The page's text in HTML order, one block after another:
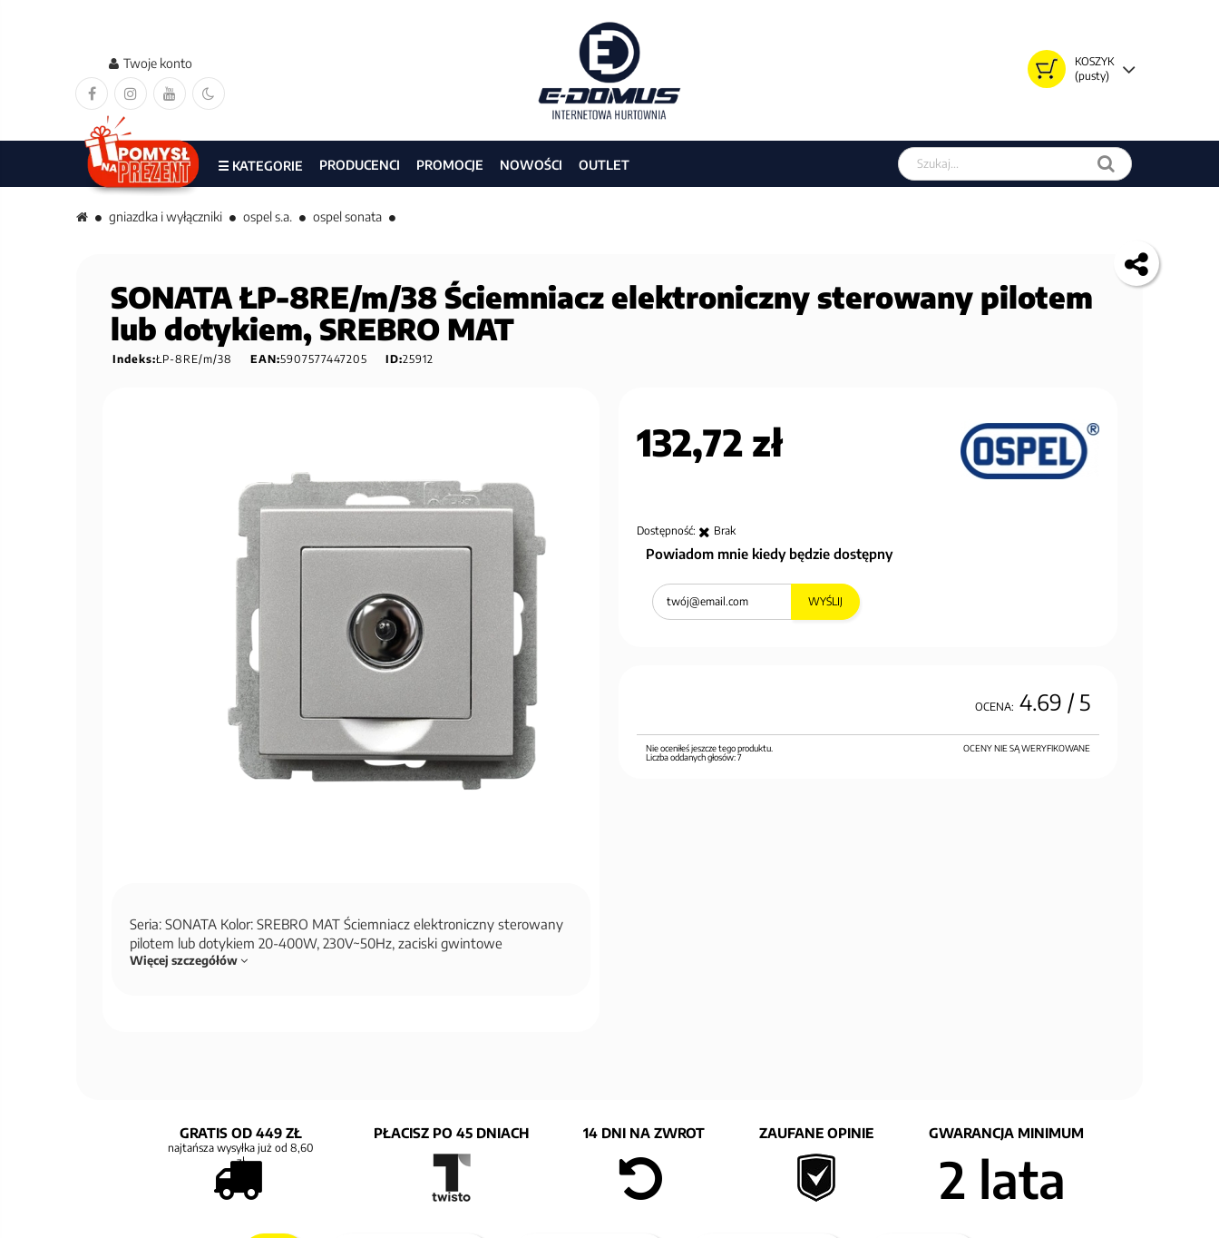
KOSZYK
(pusty)
Twoje konto
Szukaj w sklepie
☰ KATEGORIE PRODUCENCI PROMOCJE NOWOŚCI OUTLET
gniazdka i wyłączniki ospel s.a. ospel sonata
SONATA ŁP-8RE/m/38 Ściemniacz elektroniczny sterowany pilotem
lub dotykiem, SREBRO MAT
Indeks:ŁP-8RE/m/38 EAN:5907577447205 ID:25912
Seria: SONATA Kolor: SREBRO MAT Ściemniacz elektroniczny sterowany
pilotem lub dotykiem 20-400W, 230V~50Hz, zaciski gwintowe
Więcej szczegółów
132,72 zł
Dostępność: Brak
Powiadom mnie kiedy będzie dostępny
WYŚLIJ
OCENA: 4.69 / 5
OCENY NIE SĄ WERYFIKOWANE
Nie oceniłeś jeszcze tego produktu.
Liczba oddanych głosów:7
GRATIS OD 449 ZŁ
najtańsza wysyłka już od 8,60
zł
PŁACISZ PO 45 DNIACH 14 DNI NA ZWROT ZAUFANE OPINIE GWARANCJA MINIMUM
2 lata